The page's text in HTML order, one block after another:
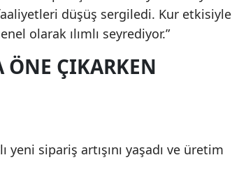
düşüş sergiledi. Kur etkisiyle
olarak ılımlı seyrediyor.”
ÖNE ÇIKARKEN
yeni sipariş artışını yaşadı ve üretim